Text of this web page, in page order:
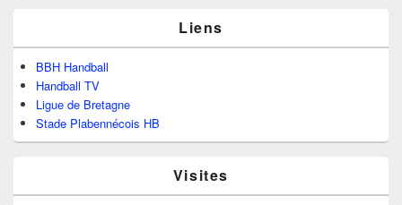
Liens
BBH Handball
Handball TV
Ligue de Bretagne
Stade Plabennécois HB
Visites